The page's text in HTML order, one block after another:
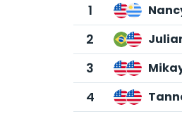
1
2
3
4